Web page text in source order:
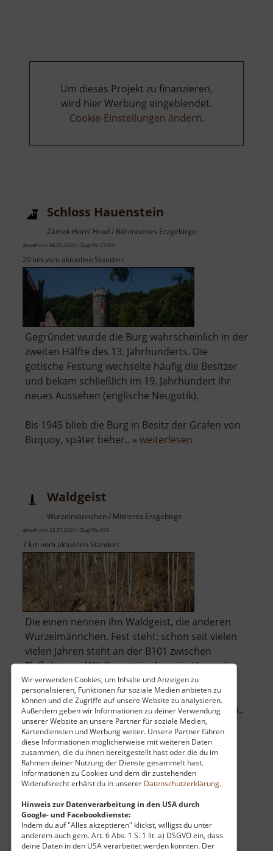
Wir verwenden Cookies, um Inhalte und Anzeigen zu
personalisieren, Funktionen für soziale Medien anbieten zu
können und die Zugriffe auf unsere Website zu analysieren.
Außerdem geben wir Informationen zu deiner Verwendung
unserer Website an unsere Partner für soziale Medien,
Kartendiensten und Werbung weiter. Unsere Partner führen
diese Informationen möglicherweise mit weiteren Daten
zusammen, die du ihnen bereitgestellt hast oder die du im
Rahmen deiner Nutzung der Dienste gesammelt hast.
Informationen zu Cookies und dem dir zustehenden
Widerufsrecht erhälst du in unserer Datenschutzerklärung.
Hinweis zur Datenverarbeitung in den USA durch
Google- und Facebookdienste:
Indem du auf "Alles akzeptieren" klickst, willigst du unter
anderem auch gem. Art. 6 Abs. 1 S. 1 lit. a) DSGVO ein, dass
deine Daten in den USA verarbeitet werden könnten. Der
Um dieses Projekt zu finanzieren,
wird hier Werbung eingeblendet.
Cookie-Einstellungen ändern.
Schloss Hauenstein
Zámek Horní Hrad / Böhmisches Erzgebirge
aktuell vom 06.06.2026 / Zugriffe: 37409
29 km vom aktuellen Standort
Gegründet wurde die Burg wahrscheinlich in der
zweiten Hälfte des 13. Jahrhunderts. Die
gotische Festung wechselte häufig die Besitzer
und bekam schließlich im 19. Jahrhundert ihr
neues Aussehen (englische Neugotik).
Bis 1945 blieb die Burg in Besitz der Grafen von
Buquoy, später beher.. » weiterlesen
Waldgeist
Wurzelmännchen / Mittleres Erzgebirge
aktuell vom 23.07.2024 / Zugriffe: 899
7 km vom aktuellen Standort
Die einen nennen ihn Waldgeist, die anderen
Wurzelmännchen. Fest steht: schon seit vielen
vielen Jahren steht an der B101 zwischen
Floßplatz und Wolkenstein oben ein Hang ein
seltsamer Waldmann. Immer wenn wir als
Kinder dort vorbei fuhren, wurde geschaut.
Direkt dorthin kommt man nicht. Man kann nu..
»weiterlesenüber
Waldgeist
Altes Waldbad
Wildenthal / Westerzgebirge
aktuell vom 01.03.2025 / Zugriffe: 15281
32 km vom aktuellen Standort